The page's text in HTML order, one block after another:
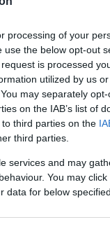
processing of your
the below opt-out
is processed
utilized by us
may separately
on the IAB’s list of
third parties on the
third parties.
services and may
You may
data for below
από καμένο